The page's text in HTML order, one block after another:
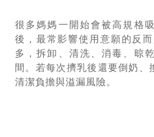
很多媽媽一開始會被高規格
後，最常影響使用意願的反
多，拆卸、清洗、消毒、晾
間。若每次擠乳後還要倒奶、
清潔負擔與溢漏風險。